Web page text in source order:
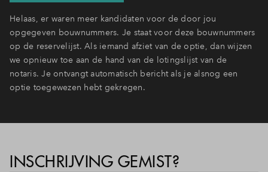
Helaas, er waren meer kandidaten voor de door jou
opgegeven bouwnummers. Je staat voor deze bouwnummers
op de reservelijst. Als iemand afziet van de optie, dan wijzen
we opnieuw toe aan de hand van de lotingslijst van de
notaris. Je ontvangt automatisch bericht als je alsnog een
optie toegewezen hebt gekregen.
INSCHRIJVING GEMIST?